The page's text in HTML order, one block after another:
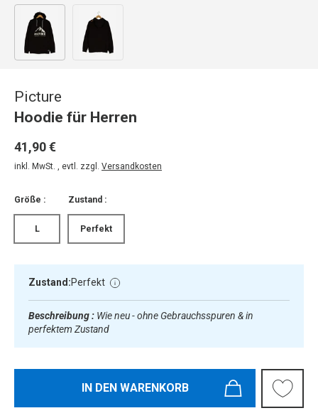
Bild 1 in Galerieansicht laden
Picture
Hoodie für Herren
41,90 €
inkl. MwSt. , evtl. zzgl. Versandkosten
Größe :
L
Zustand :
Perfekt
Zustand:Perfekt
Beschreibung : Wie neu - ohne Gebrauchsspuren & in
perfektem Zustand
IN DEN WARENKORB